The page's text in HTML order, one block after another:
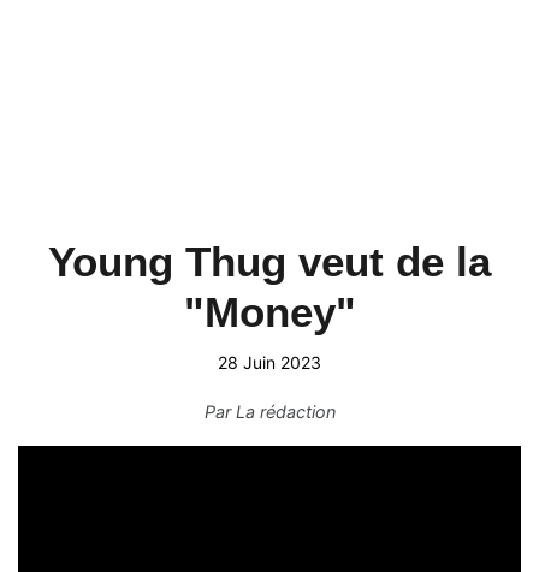
Young Thug veut de la
"Money"
28 Juin 2023
ParLa rédaction